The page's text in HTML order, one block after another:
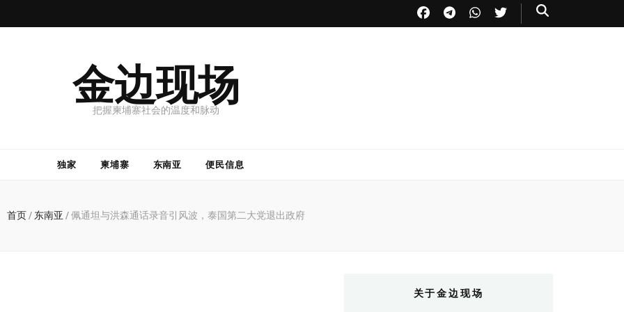
金边现场
把握柬埔寨社会的温度和脉动
独家 柬埔寨 东南亚 便民信息
首页/ 东南亚 /佩通坦与洪森通话录音引风波，泰国第二大党退出政府
关于金边现场